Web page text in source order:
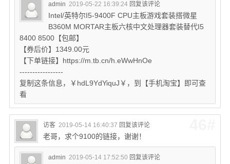
admin 2019-05-22 16:39:24 回复该评论
Intel/英特尔I5-9400F CPU主板游戏套装搭微星
B360M MORTAR主板六核中文处理器套装替代I5
8400 8500【包邮】
【券后价】1349.00元
【下单链接】https://m.tb.cn/h.eWwHnOe
-----------------
复制这条信息，￥hdL9YdYiquJ￥，到【手机淘宝】即可查
看
访客 2019-05-14 16:40:37 回复该评论
老哥，求个9100的链接，谢谢！
admin 2019-05-14 17:52:50 回复该评论